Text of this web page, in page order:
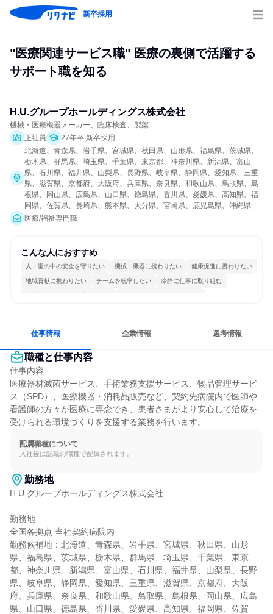
新卒採用
"医療関連サービス職" 医療の裏側で活躍する
サポート職を知る
H.U.グループホールディングス株式会社
機械・医療機器メーカー、臨床検査、製薬
正社員
27年卒 新卒採用
北海道、青森県、岩手県、宮城県、秋田県、山形県、福島県、茨城県、
栃木県、群馬県、埼玉県、千葉県、東京都、神奈川県、新潟県、富山
県、石川県、福井県、山梨県、長野県、岐阜県、静岡県、愛知県、三重
県、滋賀県、京都府、大阪府、兵庫県、奈良県、和歌山県、鳥取県、島
根県、岡山県、広島県、山口県、徳島県、香川県、愛媛県、高知県、福
岡県、佐賀県、長崎県、熊本県、大分県、宮崎県、鹿児島県、沖縄県
医療/福祉専門職
こんな人におすすめ
人・世の中の安全を守りたい 機械・機器に携わりたい 健康促進に携わりたい
地域貢献に携わりたい チームを統率したい 冷静に仕事に取り組む
女性が働きやすい環境で働ける 長く同じ会社に居続けられる
仕事情報 企業情報 選考情報
職種と仕事内容
仕事内容
医療器材滅菌サービス、手術業務支援サービス、物品管理サービ
ス（SPD）、医療機器・消耗品販売など、契約先病院内で医師や
看護師の方々が医療に専念でき、患者さまがより安心して治療を
受けられる環境づくりを支援する業務を行います。
配属職種について
入社後は記載の職種で配属されます。
勤務地
H.U.グループホールディングス株式会社
勤務地
全国各拠点 当社契約病院内
勤務候補地：北海道、青森県、岩手県、宮城県、秋田県、山形
県、福島県、茨城県、栃木県、群馬県、埼玉県、千葉県、東京
都、神奈川県、新潟県、富山県、石川県、福井県、山梨県、長野
県、岐阜県、静岡県、愛知県、三重県、滋賀県、京都府、大阪
府、兵庫県、奈良県、和歌山県、鳥取県、島根県、岡山県、広島
県、山口県、徳島県、香川県、愛媛県、高知県、福岡県、佐賀